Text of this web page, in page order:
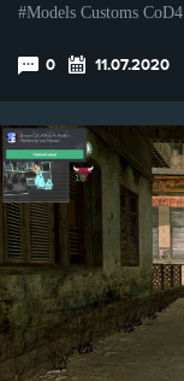
Models Customs CoD4
0 11.07.2020